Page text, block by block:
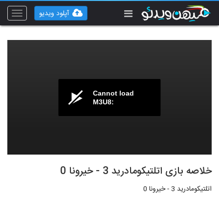
Toggle
آپلود ویدیو
Cannot load
M3U8:
خلاصه بازی اتلتیکومادرید 3 - خیرونا 0
اتلتیکومادرید 3 - خیرونا 0